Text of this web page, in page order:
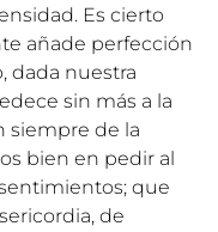
Es cierto
añade perfección
dada nuestra
sin más a la
siempre de la
bien en pedir al
que
de